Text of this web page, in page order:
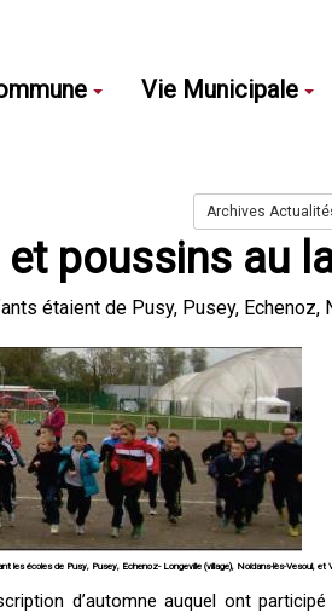
Vie Municipale
Archives
poussins au
étaient de Pusy, Pusey,
écoles de Pusy, Pusey, Echenoz- Longeville (village), Noidans-lès-Vesoul, et
d’automne auquel ont